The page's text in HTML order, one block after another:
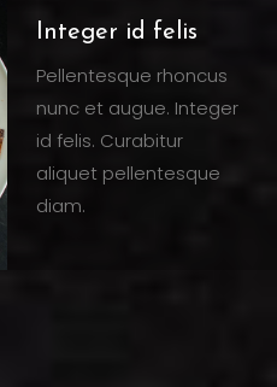
Integer id felis
Pellentesque rhoncus
nunc et augue. Integer
id felis. Curabitur
aliquet pellentesque
diam.